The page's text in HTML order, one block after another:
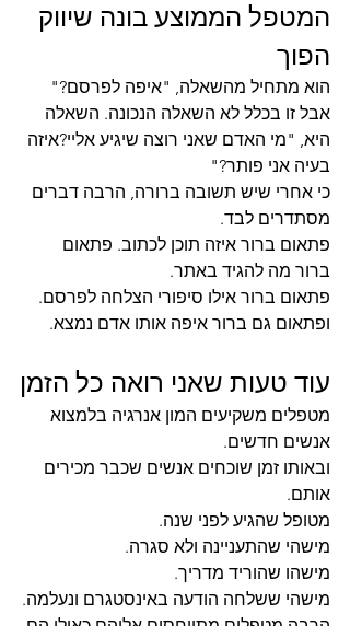
המטפל הממוצע בונה שיווק
הפוך
הוא מתחיל מהשאלה, "איפה לפרסם?"
אבל זו בכלל לא השאלה הנכונה. השאלה
היא, "מי האדם שאני רוצה שיגיע אליי?איזה
בעיה אני פותר?"
כי אחרי שיש תשובה ברורה, הרבה דברים
מסתדרים לבד.
פתאום ברור איזה תוכן לכתוב. פתאום
ברור מה להגיד באתר.
פתאום ברור אילו סיפורי הצלחה לפרסם.
ופתאום גם ברור איפה אותו אדם נמצא.
עוד טעות שאני רואה כל הזמן
מטפלים משקיעים המון אנרגיה בלמצוא
אנשים חדשים.
ובאותו זמן שוכחים אנשים שכבר מכירים
אותם.
מטופל שהגיע לפני שנה.
מישהי שהתעניינה ולא סגרה.
מישהו שהוריד מדריך.
מישהי ששלחה הודעה באינסטגרם ונעלמה.